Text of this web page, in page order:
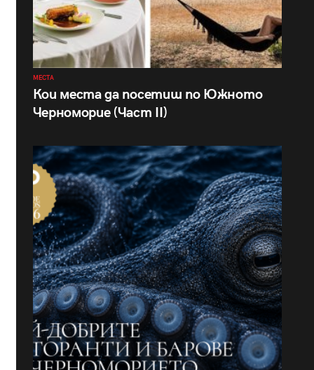
МЕСТА
Кои места да посетиш по Южното
Черноморие (Част II)